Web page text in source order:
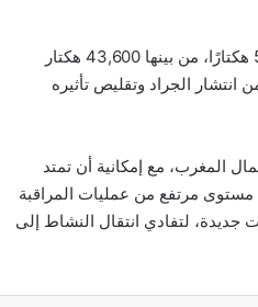
ذكرت الفاو أن عمليات المكافحة في المغرب غطت مساحة إجمالية قدرها 59,942 هكتارًا، من بينها 43,600 هكتار
الجراد وتقليص تأثيره
المغرب، مع إمكانية أن تمتد
مستوى مرتفع من عمليات المراقبة
جديدة، لتفادي انتقال النشاط إلى